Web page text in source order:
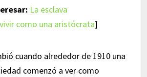
La esclava
como una aristócrata]
cuando alrededor de 1910 una
comenzó a ver como